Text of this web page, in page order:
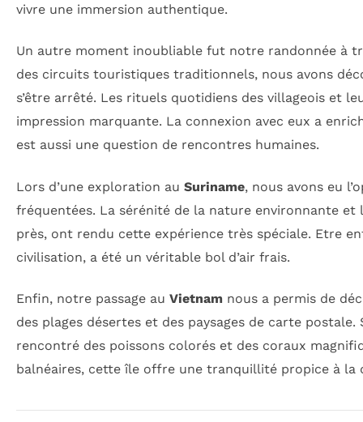
vivre une immersion authentique.
Un autre moment inoubliable fut notre randonnée à
des circuits touristiques traditionnels, nous avons
s’être arrêté. Les rituels quotidiens des villageois et
impression marquante. La connexion avec eux a
est aussi une question de rencontres humaines.
Lors d’une exploration au Suriname, nous avons eu
fréquentées. La sérénité de la nature environnante et
près, ont rendu cette expérience très spéciale. Etre
civilisation, a été un véritable bol d’air frais.
Enfin, notre passage au Vietnam nous a permis de
des plages désertes et des paysages de carte
rencontré des poissons colorés et des coraux
balnéaires, cette île offre une tranquillité propice à